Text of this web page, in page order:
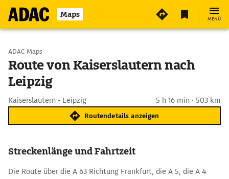
Maps MENÜ
Start wählen
Ziel eingeben
ADAC Maps
Route von Kaiserslautern nach
Leipzig
Kaiserslautern - Leipzig 5 h 16 min · 503 km
Routendetails anzeigen
Streckenlänge und Fahrtzeit
Die Route über die A 63 Richtung Frankfurt, die A 5, die A 4